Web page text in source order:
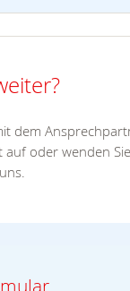
dem
auf oder wenden